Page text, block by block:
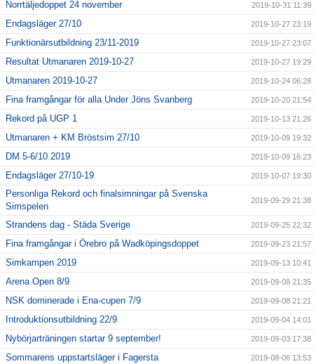
Norrtäljedoppet 24 november 2019-10-31 11:39
Endagsläger 27/10 2019-10-27 23:19
Funktionärsutbildning 23/11-2019 2019-10-27 23:07
Resultat Utmanaren 2019-10-27 2019-10-27 19:29
Utmanaren 2019-10-27 2019-10-24 06:28
Fina framgångar för alla Under Jöns Svanberg 2019-10-20 21:54
Rekord på UGP 1 2019-10-13 21:26
Utmanaren + KM Bröstsim 27/10 2019-10-09 19:32
DM 5-6/10 2019 2019-10-09 16:23
Endagsläger 27/10-19 2019-10-07 19:30
Personliga Rekord och finalsimningar på Svenska
Simspelen
2019-09-29 21:38
Strandens dag - Städa Sverige 2019-09-25 22:32
Fina framgångar i Örebro på Wadköpingsdoppet 2019-09-23 21:57
Simkampen 2019 2019-09-13 10:41
Arena Open 8/9 2019-09-08 21:35
NSK dominerade i Ena-cupen 7/9 2019-09-08 21:21
Introduktionsutbildning 22/9 2019-09-04 14:01
Nybörjarträningen startar 9 september! 2019-09-03 17:38
Sommarens uppstartsläger i Fagersta 2019-08-06 13:53